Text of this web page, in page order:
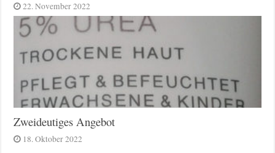
22. November 2022
Zweideutiges Angebot
18. Oktober 2022